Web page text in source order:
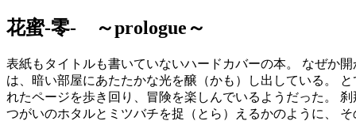
花蜜-零- ～prologue～
表紙もタイトルも書いていないハードカバーの本。 なぜか
は、暗い部屋にあたたかな光を醸（かも）し出している。
れたページを歩き回り、冒険を楽しんでいるようだった。
つがいのホタルとミツバチを捉（とら）えるかのように、